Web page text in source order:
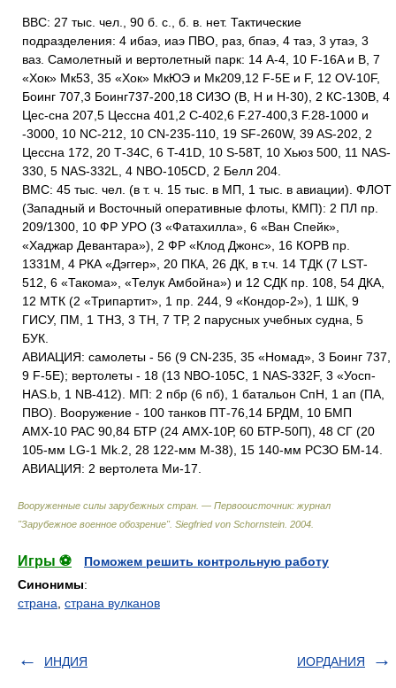
ВВС: 27 тыс. чел., 90 б. с., б. в. нет. Тактические
подразделения: 4 ибаэ, иаэ ПВО, раз, бпаэ, 4 таэ, 3 утаэ, 3
ваз. Самолетный и вертолетный парк: 14 А-4, 10 F-16A и В, 7
«Хок» Мк53, 35 «Хок» МкЮЭ и Мк209,12 F-5E и F, 12 OV-10F,
Боинг 707,3 Боинг737-200,18 СИЗО (В, Н и Н-30), 2 КС-130В, 4
Цес-сна 207,5 Цессна 401,2 С-402,6 F.27-400,3 F.28-1000 и
-3000, 10 NC-212, 10 CN-235-110, 19 SF-260W, 39 AS-202, 2
Цессна 172, 20 Т-34С, 6 T-41D, 10 S-58T, 10 Хьюз 500, 11 NAS-
330, 5 NAS-332L, 4 NBO-105CD, 2 Белл 204.
ВМС: 45 тыс. чел. (в т. ч. 15 тыс. в МП, 1 тыс. в авиации). ФЛОТ
(Западный и Восточный оперативные флоты, КМП): 2 ПЛ пр.
209/1300, 10 ФР УРО (3 «Фатахилла», 6 «Ван Спейк»,
«Хаджар Девантара»), 2 ФР «Клод Джонс», 16 КОРВ пр.
1331М, 4 РКА «Дэггер», 20 ПКА, 26 ДК, в т.ч. 14 ТДК (7 LST-
512, 6 «Такома», «Телук Амбойна») и 12 СДК пр. 108, 54 ДКА,
12 МТК (2 «Трипартит», 1 пр. 244, 9 «Кондор-2»), 1 ШК, 9
ГИСУ, ПМ, 1 ТНЗ, 3 ТН, 7 ТР, 2 парусных учебных судна, 5
БУК.
АВИАЦИЯ: самолеты - 56 (9 CN-235, 35 «Номад», 3 Боинг 737,
9 F-5E); вертолеты - 18 (13 NBO-105C, 1 NAS-332F, 3 «Уосп-
HAS.b, 1 NB-412). МП: 2 пбр (6 пб), 1 батальон СпН, 1 ап (ПА,
ПВО). Вооружение - 100 танков ПТ-76,14 БРДМ, 10 БМП
АМХ-10 РАС 90,84 БТР (24 АМХ-10Р, 60 БТР-50П), 48 СГ (20
105-мм LG-1 Mk.2, 28 122-мм М-38), 15 140-мм РСЗО БМ-14.
АВИАЦИЯ: 2 вертолета Ми-17.
Вооруженные силы зарубежных стран. — Первооисточник: журнал
"Зарубежное военное обозрение". Siegfried von Schornstein 2004
Игры ⚽
Поможем решить контрольную работу
Синонимы:
страна страна вулканов
ИНДИЯ ИОРДАНИЯ